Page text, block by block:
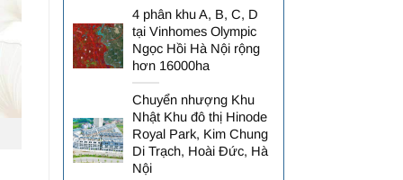
4 phân khu A, B, C, D
tại Vinhomes Olympic
Ngọc Hồi Hà Nội rộng
hơn 16000ha
Chuyển nhượng Khu
Nhật Khu đô thị Hinode
Royal Park, Kim Chung
Di Trạch, Hoài Đức, Hà
Nội